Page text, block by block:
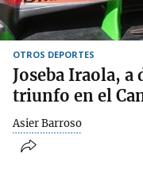
OTROS DEPORTES
Joseba Iraola, a
triunfo en el
Asier Barroso